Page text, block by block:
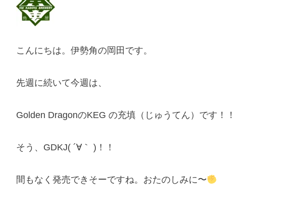
こんにちは。伊勢角の岡田です。
先週に続いて今週は、
Golden DragonのKEG の充填（じゅうてん）です！！
そう、GDKJ( ´∀｀ )！！
間もなく発売できそーですね。おたのしみに〜